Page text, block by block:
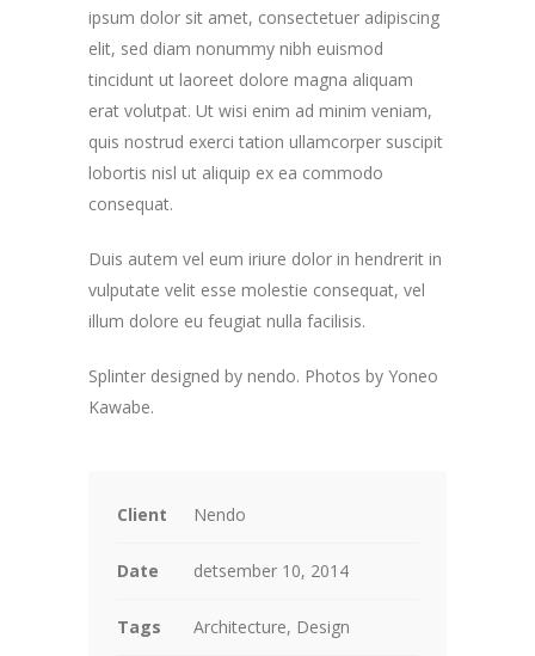
ipsum dolor sit amet, consectetuer adipiscing
elit, sed diam nonummy nibh euismod
tincidunt ut laoreet dolore magna aliquam
erat volutpat. Ut wisi enim ad minim veniam,
quis nostrud exerci tation ullamcorper suscipit
lobortis nisl ut aliquip ex ea commodo
consequat.
Duis autem vel eum iriure dolor in hendrerit in
vulputate velit esse molestie consequat, vel
illum dolore eu feugiat nulla facilisis.
Splinter designed by nendo. Photos by Yoneo
Kawabe.
Client Nendo
Date detsember 10, 2014
Tags Architecture, Design